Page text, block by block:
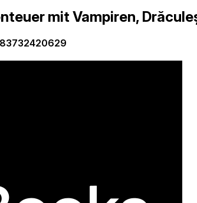
mit Vampiren,